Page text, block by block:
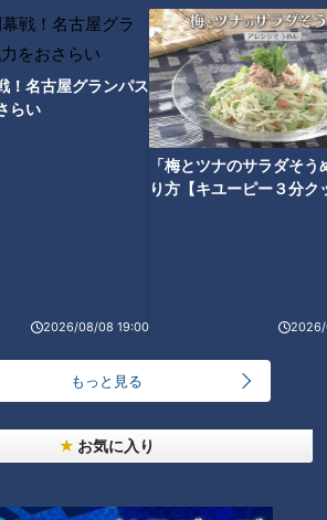
！名古屋グランパス
らい
2026/08/08 19:00
「梅とツナのサラダそう
り方【キユーピー３分ク
2026/
もっと見る
お気に入り
ドラMC
若狭ア
#光山
【切り抜き】褒められてまんざ
らでもない塩見アナ？ #塩見ア
ナ #加藤アナ #小高アナ #みて
ちょてれび
みた #カラオケ #瀧川アナ